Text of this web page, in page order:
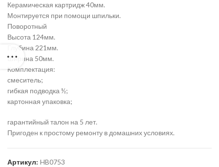
Керамическая картридж 40мм.
Монтируется при помощи шпильки.
Поворотный
Высота 124мм.
Глубина 221мм.
Ширина 50мм.
Комплектация:
смеситель;
гибкая подводка ½;
картонная упаковка;
гарантийный талон на 5 лет.
Пригоден к простому ремонту в домашних условиях.
Артикул: HB0753